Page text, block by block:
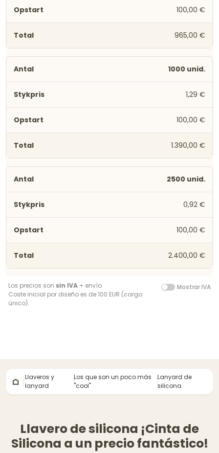
100,00 €
965,00 €
1000 unid.
1,29 €
100,00 €
1.390,00 €
2500 unid.
0,92 €
100,00 €
2.400,00 €
Los precios son sin IVA + envío.
Coste inicial por diseño es de 100 EUR (cargo
único).
Mostrar IVA
Llaveros y
lanyard
Los que son un poco más
''cool''
Lanyard de
silicona
Llavero de silicona ¡Cinta de
Silicona a un precio fantástico!